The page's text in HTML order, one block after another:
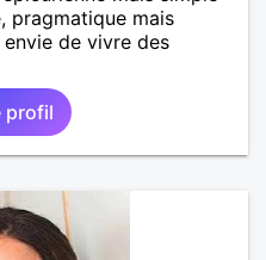
pragmatique mais
de vivre des
profil